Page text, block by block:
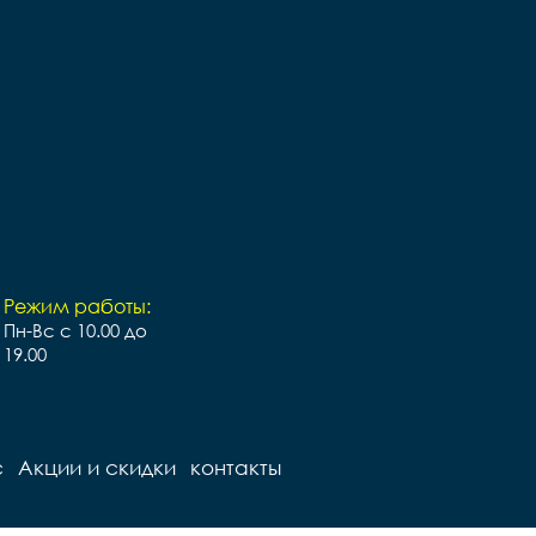
Режим работы:
Пн-Вс с 10.00 до
19.00
Акции и скидки контакты